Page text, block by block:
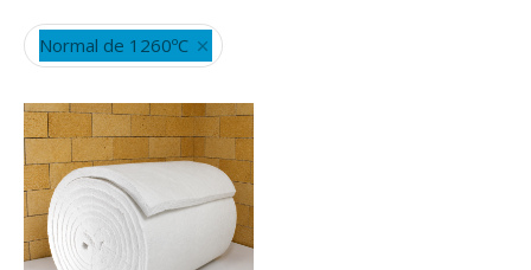
Normal de 1260ºC